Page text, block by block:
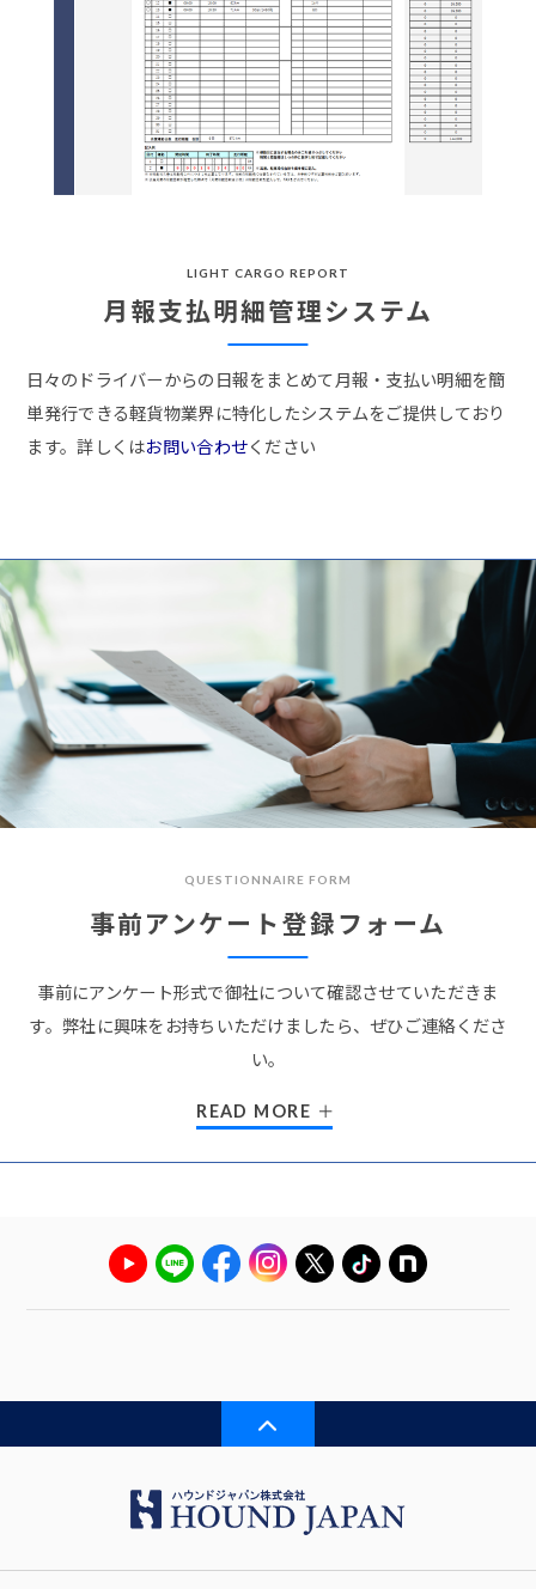
LIGHT CARGO REPORT
月報支払明細管理システム
日々のドライバーからの日報をまとめて月報・支払い明細を簡
単発行できる軽貨物業界に特化したシステムをご提供しており
ます。詳しくはお問い合わせください
QUESTIONNAIRE FORM
事前アンケート登録フォーム
事前にアンケート形式で御社について確認させていただきま
す。弊社に興味をお持ちいただけましたら、ぜひご連絡くださ
い。
READ MORE